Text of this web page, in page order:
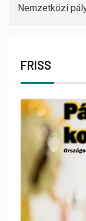
Nemzetközi
FRISS